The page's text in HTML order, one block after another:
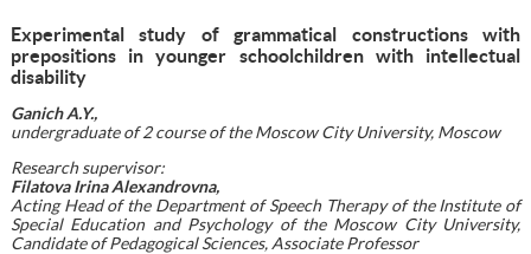
Experimental study of grammatical constructions with
prepositions in younger schoolchildren with intellectual
disability
Ganich A.Y.,
undergraduate of 2 course of the Moscow City University, Moscow
Research supervisor:
Filatova Irina Alexandrovna,
Acting Head of the Department of Speech Therapy of the Institute of
Special Education and Psychology of the Moscow City University,
Candidate of Pedagogical Sciences, Associate Professor